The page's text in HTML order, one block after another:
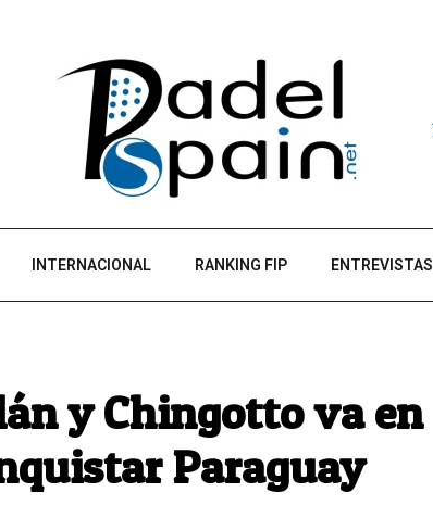
INTERNACIONAL RANKING FIP ENTREVISTAS
y Chingotto va en
Paraguay